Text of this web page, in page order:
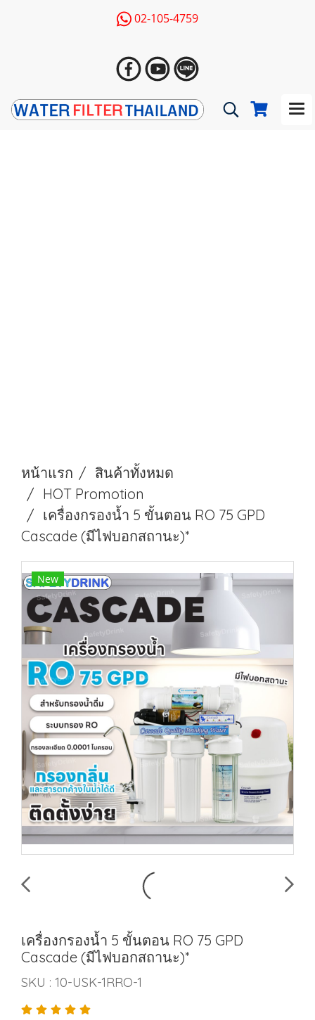
02-105-4759
หน้าแรก
สินค้าทั้งหมด
HOT Promotion
เครื่องกรองน้ำ 5 ขั้นตอน RO 75 GPD
Cascade (มีไฟบอกสถานะ)*
New
เครื่องกรองน้ำ 5 ขั้นตอน RO 75 GPD
Cascade (มีไฟบอกสถานะ)*
SKU : 10-USK-1RRO-1